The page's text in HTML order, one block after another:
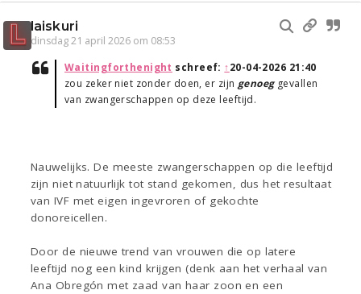
laiskuri
dinsdag 21 april 2026 om 08:53
Waitingforthenight schreef: ↑20-04-2026 21:40
zou zeker niet zonder doen, er zijn genoeggevallen
van zwangerschappen op deze leeftijd.
Nauwelijks. De meeste zwangerschappen op die leeftijd
zijn niet natuurlijk tot stand gekomen, dus het resultaat
van IVF met eigen ingevroren of gekochte
donoreicellen.
Door de nieuwe trend van vrouwen die op latere
leeftijd nog een kind krijgen (denk aan het verhaal van
Ana Obregón met zaad van haar zoon en een